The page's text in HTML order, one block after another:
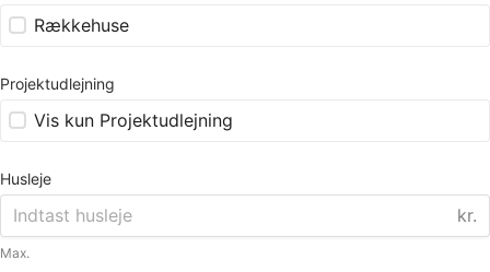
Rækkehuse
Projektudlejning
Vis kun Projektudlejning
Husleje
kr.
Max.